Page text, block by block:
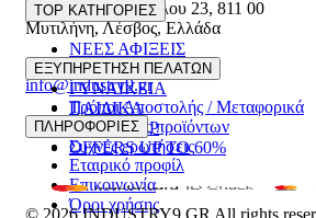
Ελευθέριου Βενιζέλου 23, 811 00
Μυτιλήνη,Λέσβος,Ελλάδα
22510 55629
info@industry9.gr
TOP ΚΑΤΗΓΟΡΙΕΣ
ΝΕΕΣ ΑΦΙΞΕΙΣ
ΑΝΔΡΙΚΑ
ΓΥΝΑΙΚΕΙΑ
ΠΑΙΔΙΚΑ
ΑΞΕΣΟΥΑΡ
OFFERS UP TO 60%
ΕΞΥΠΗΡΕΤΗΣΗ ΠΕΛΑΤΩΝ
Τρόποι Αποστολής / Μεταφορικά
Επιστροφές προϊόντων
Συχνές ερωτήσεις
ΠΛΗΡΟΦΟΡΙΕΣ
Εταιρικό προφίλ
Επικοινωνία
Όροι χρήσης